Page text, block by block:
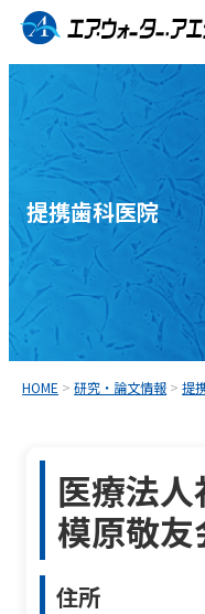
コ
ン
テ
ン
へ
ス
キ
ッ
プ
提携歯科医院
HOME >研究・論文情報 >提
医療法
模原敬
住所